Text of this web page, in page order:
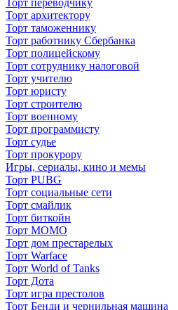
Торт переводчику
Торт архитектору
Торт таможеннику
Торт работнику Сбербанка
Торт полицейскому
Торт сотруднику налоговой
Торт учителю
Торт юристу
Торт строителю
Торт военному
Торт программисту
Торт судье
Торт прокурору
Игры, сериалы, кино и мемы
Торт PUBG
Торт социальные сети
Торт смайлик
Торт биткойн
Торт МОМО
Торт дом престарелых
Торт Warface
Торт World of Tanks
Торт Дота
Торт игра престолов
Торт Бенди и чернильная машина